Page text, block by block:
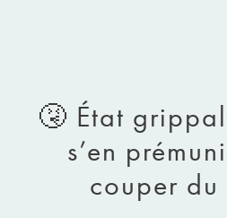
🤧​ État
s’en
couper du